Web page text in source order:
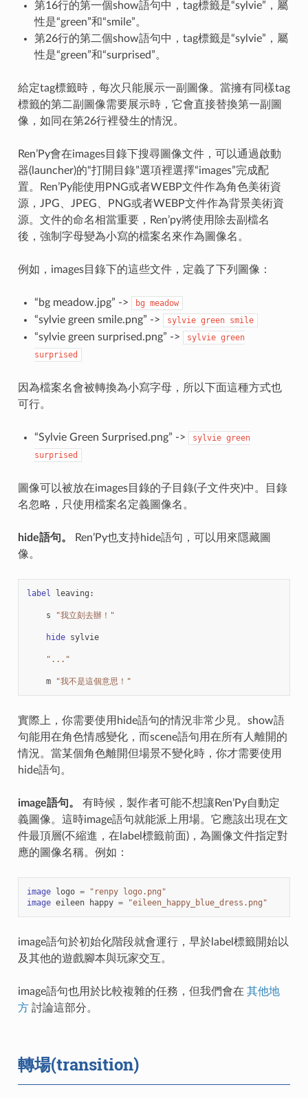
第16行的第一個show語句中，tag標籤是“sylvie”，屬
性是“green”和“smile”。
第26行的第二個show語句中，tag標籤是“sylvie”，屬
性是“green”和“surprised”。
給定tag標籤時，每次只能展示一副圖像。當擁有同樣tag
標籤的第二副圖像需要展示時，它會直接替換第一副圖
像，如同在第26行裡發生的情況。
Ren’Py會在images目錄下搜尋圖像文件，可以通過啟動
器(launcher)的“打開目錄”選項裡選擇“images”完成配
置。Ren’Py能使用PNG或者WEBP文件作為角色美術資
源，JPG、JPEG、PNG或者WEBP文件作為背景美術資
源。文件的命名相當重要，Ren’py將使用除去副檔名
後，強制字母變為小寫的檔案名來作為圖像名。
例如，images目錄下的這些文件，定義了下列圖像：
“bg meadow.jpg” -> bg meadow
“sylvie green smile.png” -> sylvie green smile
“sylvie green surprised.png” -> sylvie green
surprised
因為檔案名會被轉換為小寫字母，所以下面這種方式也
可行。
“Sylvie Green Surprised.png” -> sylvie green
surprised
圖像可以被放在images目錄的子目錄(子文件夾)中。目錄
名忽略，只使用檔案名定義圖像名。
hide語句。
Ren’Py也支持hide語句，可以用來隱藏圖
像。
label leaving :
s "我立刻去辦！"
hide sylvie
"..."
m "我不是這個意思！"
實際上，你需要使用hide語句的情況非常少見。show語
句能用在角色情感變化，而scene語句用在所有人離開的
情況。當某個角色離開但場景不變化時，你才需要使用
hide語句。
image語句。
有時候，製作者可能不想讓Ren’Py自動定
義圖像。這時image語句就能派上用場。它應該出現在文
件最頂層(不縮進，在label標籤前面)，為圖像文件指定對
應的圖像名稱。例如：
image logo =
"renpy logo.png"
image eileen happy = "eileen_happy_blue_dress.png"
image語句於初始化階段就會運行，早於label標籤開始以
及其他的遊戲腳本與玩家交互。
image語句也用於比較複雜的任務，但我們會在 其他地
方討論這部分。
轉場(transition)